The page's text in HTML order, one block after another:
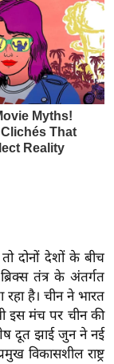
दोनों देशों के बीच
तंत्र के अंतर्गत
है। चीन ने भारत
इस मंच पर चीन की
दूत झाई जुन ने नई
विकासशील राष्ट्र